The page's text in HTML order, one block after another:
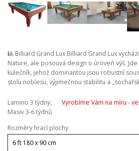
🎱 Billiard Grand Lux Billiard Grand Lux
Nature, ale posouvá design o úroveň výš.
kulečník, jehož dominantou jsou robustní
stolu noblesu, výjimečnou stabilitu a
Lamino 3 týdny,
Masiv 3-6 týdnů
Vyrobíme Vám na míru -
Rozměry hrací plochy